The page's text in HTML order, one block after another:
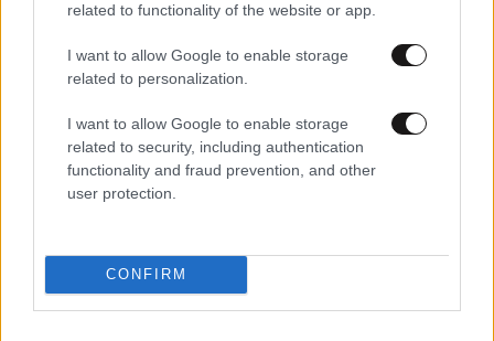
related to functionality of the website or app.
I want to allow Google to enable storage
related to personalization.
I want to allow Google to enable storage
related to security, including authentication
functionality and fraud prevention, and other
user protection.
CONFIRM